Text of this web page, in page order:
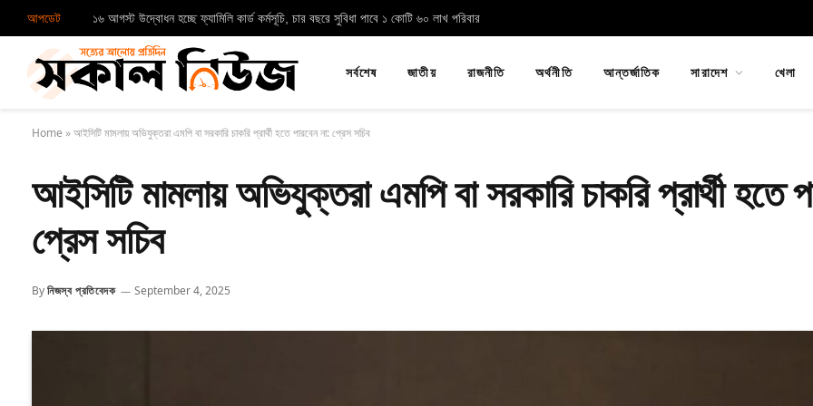
আপডেট ১৬ আগস্ট উদ্বোধন হচ্ছে ফ্যামিলি কার্ড কর্মসূচি, চার বছরে সুবিধা পাবে ১ কোটি ৬০ লাখ পরিবার
সর্বশেষ জাতীয় রাজনীতি অর্থনীতি আন্তর্জাতিক সারাদেশ খেলা
Home »আইসিটি মামলায় অভিযুক্তরা এমপি বা সরকারি চাকরি প্রার্থী হতে পারবেন না: প্রেস সচিব
আইসিটি মামলায় অভিযুক্তরা এমপি বা সরকারি চাকরি প্রার্থী হতে
প্রেস সচিব
Byনিজস্ব প্রতিবেদক September 4, 2025